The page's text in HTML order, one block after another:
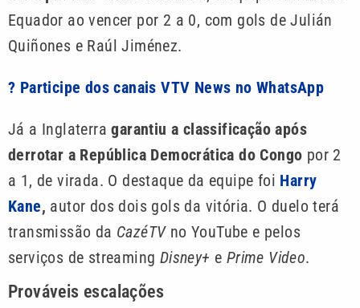
Equador ao vencer por 2 a 0, com gols de Julián
Quiñones e Raúl Jiménez.
? Participe dos canais VTV News no WhatsApp
Já a Inglaterragarantiu a classificação após
derrotar a República Democrática do Congo por 2
a 1, de virada. O destaque da equipe foi Harry
Kane, autor dos dois gols da vitória. O duelo terá
transmissão da CazéTV no YouTube e pelos
serviços de streaming Disney+ e Prime Video.
Prováveis escalações